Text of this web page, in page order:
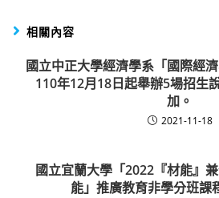
相關內容
國立中正大學經濟學系「國際經
110年12月18日起舉辦5場招生
加。
2021-11-18
國立宜蘭大學「2022『材能』
能」推廣教育非學分班課